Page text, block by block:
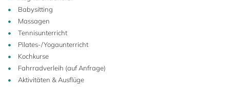
Babysitting
Massagen
Tennisunterricht
Pilates-/Yogaunterricht
Kochkurse
Fahrradverleih (auf Anfrage)
Aktivitäten & Ausflüge